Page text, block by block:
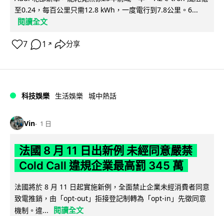
至0.24，每百公里只需12.8 kWh，一度電行到7.8公里。6...
閱讀全文
7 1 ↗ 分享
科技娛樂 生活娛樂 城中熱話
Vin 1 日
法國 8 月 11 日出新例 未經同意嚴禁
Cold Call 違規企業最高罰 345 萬
法國將於 8 月 11 日起實施新例，全面禁止企業未經消費者同意
致電推銷，由「opt-out」拒接登記制轉為「opt-in」先徵同意
機制。違...
閱讀全文